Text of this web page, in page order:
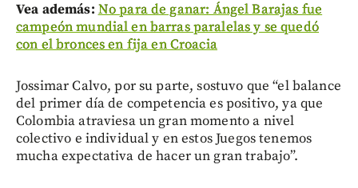
Vea además: No para de ganar: Ángel Barajas fue
campeón mundial en barras paralelas y se quedó
con el bronces en fija en Croacia
Jossimar Calvo, por su parte, sostuvo que “el balance
del primer día de competencia es positivo, ya que
Colombia atraviesa un gran momento a nivel
colectivo e individual y en estos Juegos tenemos
mucha expectativa de hacer un gran trabajo”.